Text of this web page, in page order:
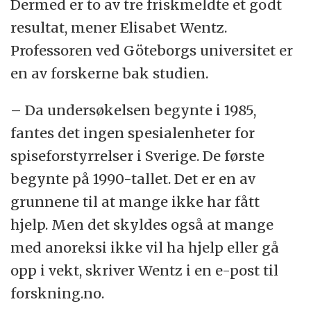
Dermed er to av tre friskmeldte et godt
resultat, mener Elisabet Wentz.
Professoren ved Göteborgs universitet er
en av forskerne bak studien.
– Da undersøkelsen begynte i 1985,
fantes det ingen spesialenheter for
spiseforstyrrelser i Sverige. De første
begynte på 1990-tallet. Det er en av
grunnene til at mange ikke har fått
hjelp. Men det skyldes også at mange
med anoreksi ikke vil ha hjelp eller gå
opp i vekt, skriver Wentz i en e-post til
forskning.no.